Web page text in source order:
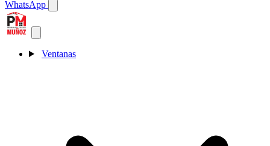
WhatsApp
Ventanas